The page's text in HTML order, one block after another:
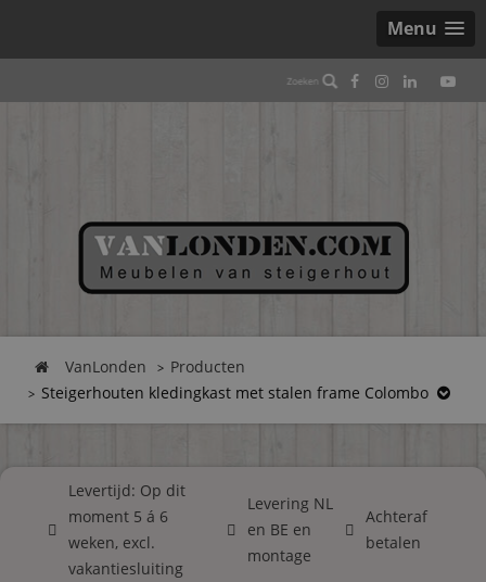
Menu
VanLonden
Producten
Steigerhouten kledingkast met stalen frame Colombo
Levertijd: Op dit
moment 5 á 6
weken, excl.
vakantiesluiting
Levering NL
en BE en
montage
Achteraf
betalen